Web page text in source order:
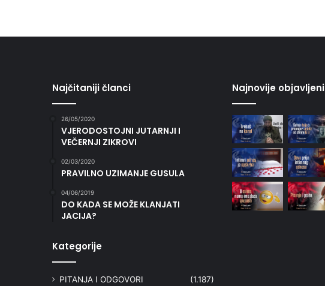
Najčitaniji članci
26/05/2020
VJERODOSTOJNI JUTARNJI I
VEČERNJI ZIKROVI
02/03/2020
PRAVILNO UZIMANJE GUSULA
04/06/2019
DO KADA SE MOŽE KLANJATI
JACIJA?
Kategorije
PITANJA I ODGOVORI (1.187)
Najnovije objavljeni